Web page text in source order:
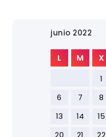
junio 2022
L M X
1
6
7 8
13
14 15
20
21 22